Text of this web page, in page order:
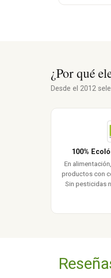
¿Por qué
Desde el 2012
100%
En
productos con
Sin pesticidas